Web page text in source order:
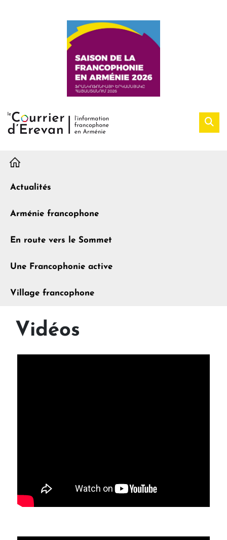
H
Actualités
Arménie francophone
En route vers le Sommet
Une Francophonie active
Village francophone
Vidéos